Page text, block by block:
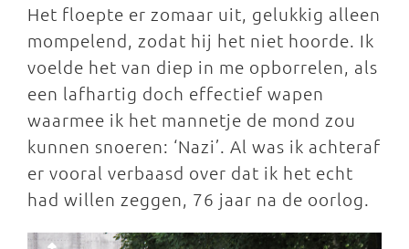
Het floepte er zomaar uit, gelukkig alleen
mompelend, zodat hij het niet hoorde. Ik
voelde het van diep in me opborrelen, als
een lafhartig doch effectief wapen
waarmee ik het mannetje de mond zou
kunnen snoeren: ‘Nazi’. Al was ik achteraf
er vooral verbaasd over dat ik het echt
had willen zeggen, 76 jaar na de oorlog.